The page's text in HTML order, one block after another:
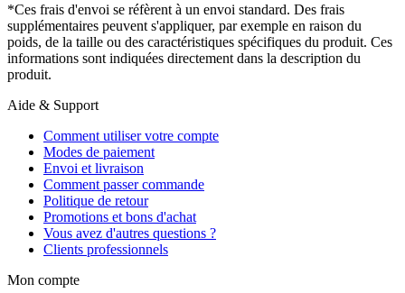
*Ces frais d'envoi se réfèrent à un envoi standard. Des frais
supplémentaires peuvent s'appliquer, par exemple en raison du
poids, de la taille ou des caractéristiques spécifiques du produit. Ces
informations sont indiquées directement dans la description du
produit.
Aide & Support
Comment utiliser votre compte
Modes de paiement
Envoi et livraison
Comment passer commande
Politique de retour
Promotions et bons d'achat
Vous avez d'autres questions ?
Clients professionnels
Mon compte